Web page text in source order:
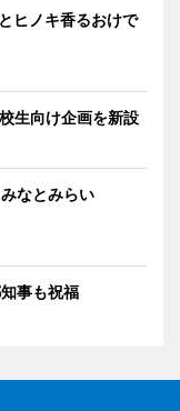
ヒノキ香るおけで
生向け企画を新設
なとみらい
事も祝福